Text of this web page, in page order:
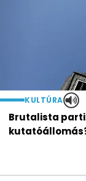
KULTÚRA
Brutalista